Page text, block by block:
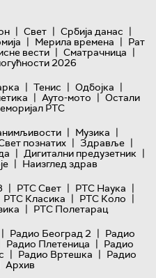
| Свет | Србија данас |
| Мерила времена | Рат
вести | Сматрачница |
2026
| Тенис | Одбојка |
| Ауто-мото | Остали
РТС
| Музика |
познатих | Здравље |
| Дигитални предузетник |
| Наизглед здрав
| РТС Свет | РТС Наука |
РТС Класика | РТС Коло |
| РТС Полетарац
| Радио Београд 2 | Радио
Радио Плетеница | Радио
| Радио Вртешка | Радио
Архив